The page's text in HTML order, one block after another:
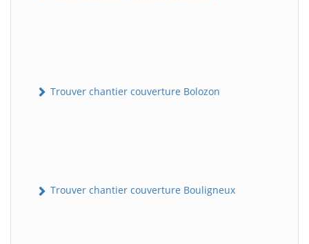
Trouver chantier couverture Bolozon
Trouver chantier couverture Bouligneux